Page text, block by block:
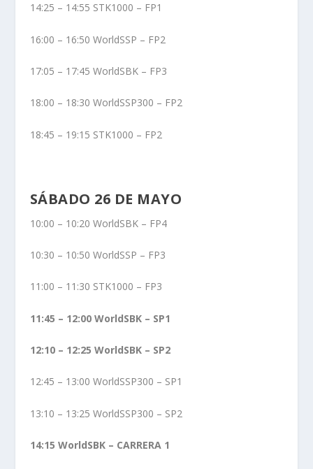
14:25 – 14:55 STK1000 – FP1
16:00 – 16:50 WorldSSP – FP2
17:05 – 17:45 WorldSBK – FP3
18:00 – 18:30 WorldSSP300 – FP2
18:45 – 19:15 STK1000 – FP2
SÁBADO 26 DE MAYO
10:00 – 10:20 WorldSBK – FP4
10:30 – 10:50 WorldSSP – FP3
11:00 – 11:30 STK1000 – FP3
11:45 – 12:00 WorldSBK – SP1
12:10 – 12:25 WorldSBK – SP2
12:45 – 13:00 WorldSSP300 – SP1
13:10 – 13:25 WorldSSP300 – SP2
14:15 WorldSBK – CARRERA 1